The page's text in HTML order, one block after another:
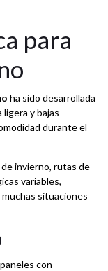
para
ha sido desarrollada
y bajas
durante el
invierno, rutas de
variables,
situaciones
con